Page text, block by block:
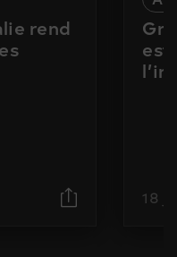
rend
est
18